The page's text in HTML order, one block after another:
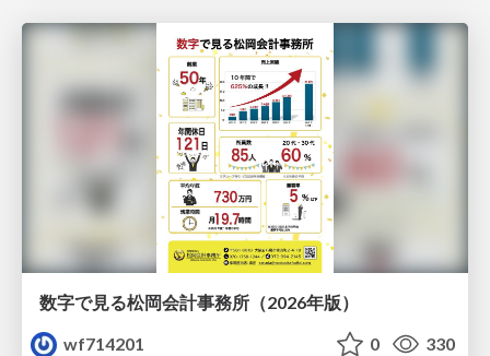
数字で見る松岡会計事務所（2026年版）
wf714201
0 330